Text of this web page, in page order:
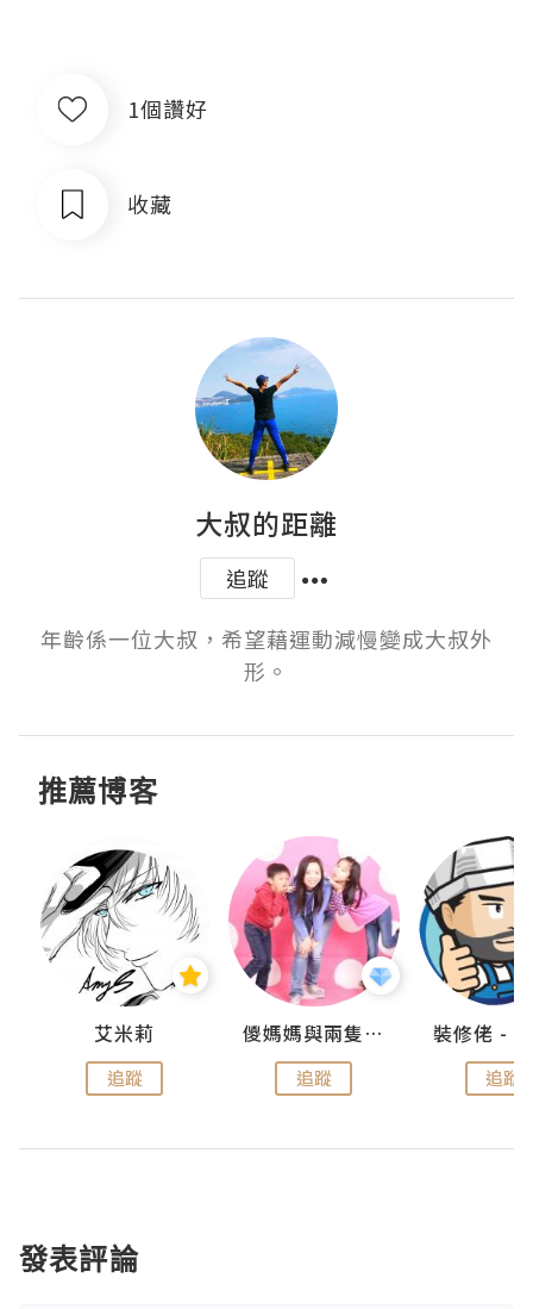
1個讚好
收藏
大叔的距離
追蹤
年齡係一位大叔，希望藉運動減慢變成大叔外
形。
推薦博客
艾米莉
追蹤
儍媽媽與兩隻小魔怪之家
追蹤 追蹤
發表評論